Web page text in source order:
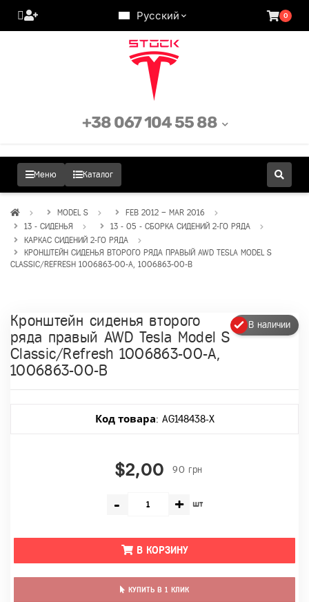
Русский 0
Меню Каталог
+38 067 104 55 88
MODEL S
FEB 2012 – MAR 2016
13 - СИДЕНЬЯ
13 - 05 - СБОРКА СИДЕНИЙ 2-ГО РЯДА
КАРКАС СИДЕНИЙ 2-ГО РЯДА
КРОНШТЕЙН СИДЕНЬЯ ВТОРОГО РЯДА ПРАВЫЙ AWD TESLA MODEL S
CLASSIC/REFRESH 1006863-00-A, 1006863-00-B
В наличии
Кронштейн сиденья второго
ряда правый AWD Tesla Model S
Classic/Refresh 1006863-00-A,
1006863-00-B
Код товара: AG148438-X
$2,00 90 грн
- + шт
В КОРЗИНУ
КУПИТЬ В 1 КЛИК